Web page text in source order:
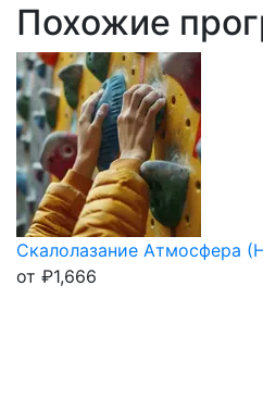
Похожие
Скалолазание Атмосфера
от ₽1,666